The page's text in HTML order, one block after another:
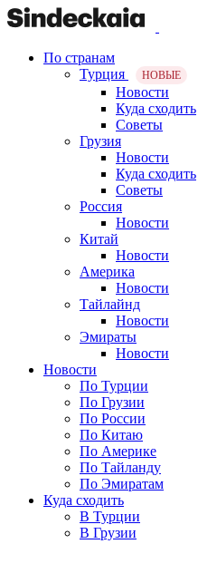
По странам
Турция
НОВЫЕ
Новости
Куда сходить
Советы
Грузия
Новости
Куда сходить
Советы
Россия
Новости
Китай
Новости
Америка
Новости
Тайлайнд
Новости
Эмираты
Новости
Новости
По Турции
По Грузии
По России
По Китаю
По Америке
По Тайланду
По Эмиратам
Куда сходить
В Турции
В Грузии